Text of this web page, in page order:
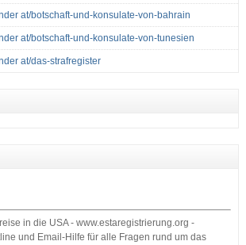
at/botschaft-und-konsulate-von-bahrain
at/botschaft-und-konsulate-von-tunesien
at/das-strafregister
in die USA - www.estaregistrierung.org -
und Email-Hilfe für alle Fragen rund um das